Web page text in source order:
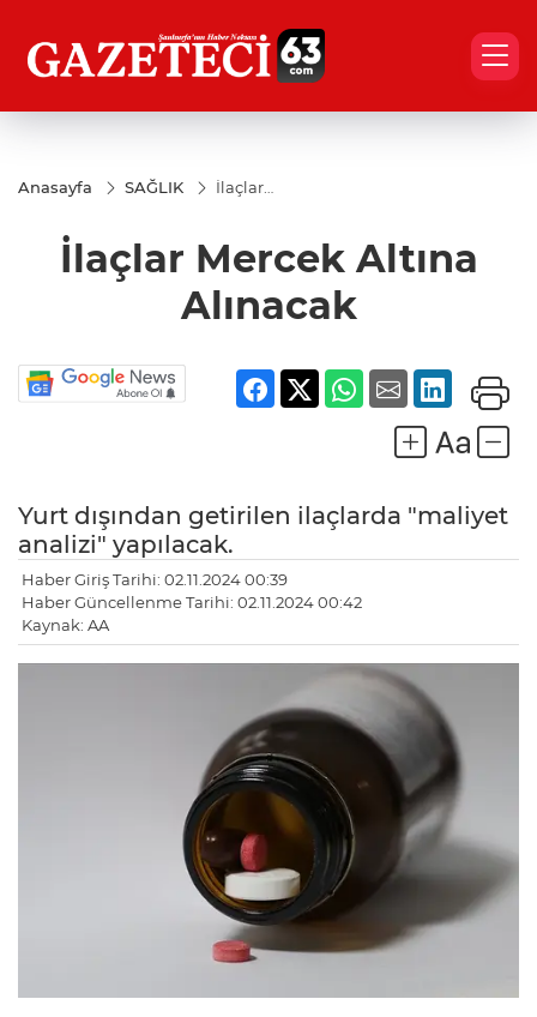
Anasayfa SAĞLIK
İlaçlar
Alınacak
İlaçlar Mercek Altına
Alınacak
Yurt dışından getirilen ilaçlarda "maliyet
analizi" yapılacak.
Haber Giriş Tarihi: 02.11.2024 00:39
Haber Güncellenme Tarihi: 02.11.2024 00:42
Kaynak: AA